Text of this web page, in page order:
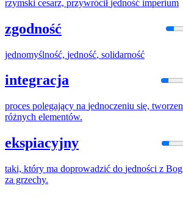
rzymski cesarz, przywróciłjedność imperium
zgodność
jednomyślność, jedność, solidarność
integracja
proces polegający na jednoczeniu się,
różnych elementów.
ekspiacyjny
taki, który ma doprowadzić do jedności z
za grzechy.